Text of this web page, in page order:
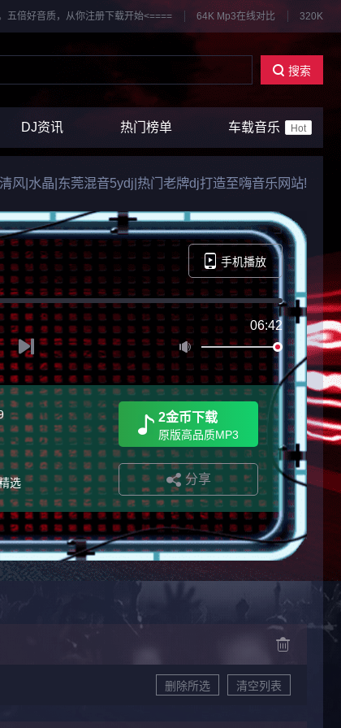
五倍好音质，从你注册下载开始<==== 64K Mp3在线对比 320K
搜索
DJ资讯 热门榜单 车载音乐 Hot
风|水晶|东莞混音5ydj|热门老牌dj打造至嗨音乐网站!
手机播放
06:42
选
2金币下载
原版高品质MP3
分享
删除所选 清空列表